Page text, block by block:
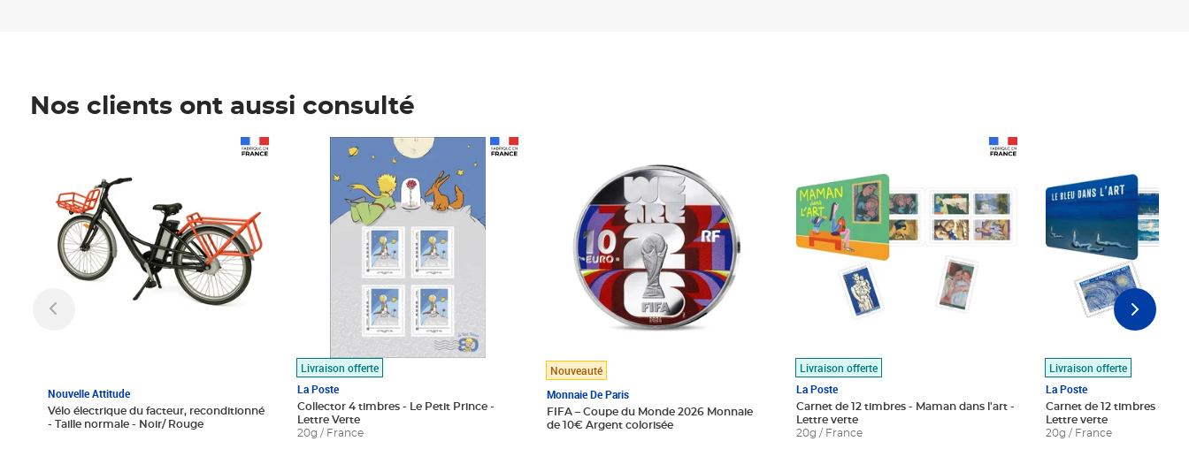
Nos clients ont aussi consulté
Nouvelle Attitude
Vélo électrique du facteur, reconditionné
- Taille normale - Noir/ Rouge
Livraison offerte
La Poste
Collector 4 timbres - Le Petit Prince -
Lettre Verte
20g / France
Prix 7,50€
Nouveauté
Monnaie De Paris
FIFA – Coupe du Monde 2026 Monnaie
de 10€ Argent colorisée
Livraison offerte
La Poste
Carnet de 12 timbres - Maman dans l'art -
Lettre verte
20g / France
Livraison offerte
La Poste
Carnet de 12 timbres - Le
Lettre verte
20g / France